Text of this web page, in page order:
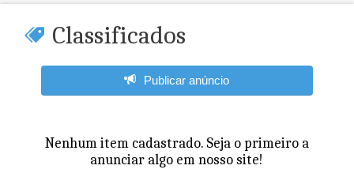
Classificados
Publicar anúncio
Nenhum item cadastrado. Seja o primeiro a
anunciar algo em nosso site!